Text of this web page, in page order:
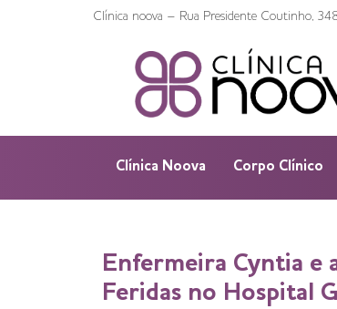
Clínica noova – Rua Presidente Coutinho,
Clínica Noova Corpo Clínico
Enfermeira Cyntia e
Feridas no Hospital